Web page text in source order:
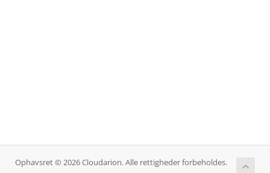
Ophavsret © 2026 Cloudarion. Alle rettigheder forbeholdes.